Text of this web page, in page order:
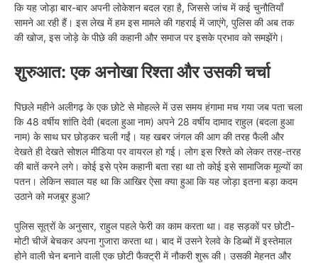
कि यह जोड़ा बार-बार अपनी लोकेशन बदल रहा है, जिससे जांच में कई चुनौतियाँ
सामने आ रही हैं। इस लेख में हम इस मामले की गहराई में जाएंगे, पुलिस की अब तक
की खोज, इस जोड़े के पीछे की कहानी और समाज पर इसके प्रभाव को समझेंगे।
शुरुआत: एक अनोखा रिश्ता और उसकी चर्चा
पिछले महीने अलीगढ़ के एक छोटे से मोहल्ले में उस समय हंगामा मच गया जब पता चला
कि 48 वर्षीय शांति देवी (बदला हुआ नाम) अपने 28 वर्षीय दामाद राहुल (बदला हुआ
नाम) के साथ घर छोड़कर चली गईं। यह खबर जंगल की आग की तरह फैली और
देखते ही देखते सोशल मीडिया पर वायरल हो गई। लोग इस रिश्ते को लेकर तरह-तरह
की बातें करने लगे। कोई इसे प्रेम कहानी बता रहा था तो कोई इसे सामाजिक मूल्यों का
पतन। लेकिन सवाल यह था कि आखिर ऐसा क्या हुआ कि यह जोड़ा इतना बड़ा कदम
उठाने को मजबूर हुआ?
पुलिस सूत्रों के अनुसार, राहुल पहले फेरी का काम करता था। वह सड़कों पर छोटी-
मोटी चीजें बेचकर अपना गुजारा करता था। बाद में उसने रेलवे के डिब्बों में इस्तेमाल
होने वाली चेन बनाने वाली एक छोटी फैक्ट्री में नौकरी शुरू की। उसकी मेहनत और